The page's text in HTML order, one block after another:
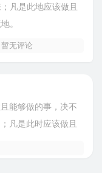
凡是此地应该做且
。
暂无评论
能够做的事，决不
凡是此时应该做且